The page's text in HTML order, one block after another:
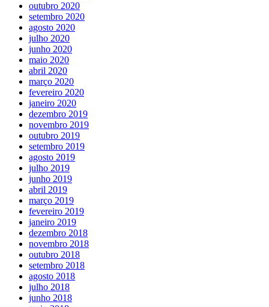
outubro 2020
setembro 2020
agosto 2020
julho 2020
junho 2020
maio 2020
abril 2020
março 2020
fevereiro 2020
janeiro 2020
dezembro 2019
novembro 2019
outubro 2019
setembro 2019
agosto 2019
julho 2019
junho 2019
abril 2019
março 2019
fevereiro 2019
janeiro 2019
dezembro 2018
novembro 2018
outubro 2018
setembro 2018
agosto 2018
julho 2018
junho 2018